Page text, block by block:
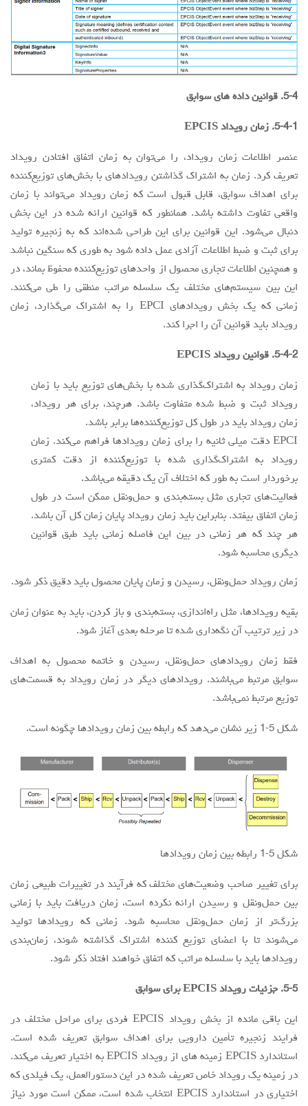
5-4. قوانین داده های سوابق
5-4-1. زمان رویداد EPCIS
عنصر اطلاعات زمان رویداد، را می‌توان به زمان اتفاق افتادن رویداد
تعریف کرد. زمان به اشتراک گذاشتن رویدادهای با بخش‌های توزیع‌کننده
برای اهداف سوابق، قابل قبول است که زمان رویداد می‌تواند با زمان
واقعی تفاوت داشته باشد. همانطور که قوانین ارائه شده در این بخش
دنبال می‌شود. این قوانین برای این طراحی شده‌اند که به زنجیره تولید
برای ثبت و ضبط اطلاعات آزادی عمل داده شود به طوری که سنگین نباشد
و همچنین اطلاعات تجاری محصول از واحدهای توزیع‌کننده محفوظ بماند، در
این بین سیستم‌های مختلف یک سلسله مراتب منطقی را طی می‌کنند.
زمانی که یک بخش رویدادهای EPCI را به اشتراک می‌گذارد، زمان
رویداد باید قوانین آن را اجرا کند.
5-4-2. قوانین رویداد EPCIS
زمان رویداد به اشتراک‌گذاری شده با بخش‌های توزیع باید با زمان
رویداد ثبت و ضبط شده متفاوت باشد. هرچند، برای هر رویداد،
زمان رویداد باید در طول کل توزیع‌کننده‌ها برابر باشد.
EPCI دقت میلی ثانیه را برای زمان رویدادها فراهم می‌کند. زمان
رویداد به اشتراک‌گذاری شده با توزیع‌کننده از دقت کمتری
برخوردار است به طور که اختلاف آن یک دقیقه می‌باشد.
فعالیت‌های تجاری مثل بسته‌بندی و حمل‌ونقل ممکن است در طول
زمان اتفاق بیفتد. بنابراین باید زمان رویداد پایان زمان کل آن باشد.
هر چند که هر زمانی در بین این فاصله زمانی باید طبق قوانین
دیگری محاسبه شود.
زمان رویداد حمل‌ونقل، رسیدن و زمان پایان محصول باید دقیق ذکر شود.
بقیه رویدادها، مثل راه‌اندازی، بسته‌بندی و باز کردن، باید به عنوان زمان
در زیر ترتیب آن نگه‌داری شده تا مرحله بعدی آغاز شود.
فقط زمان رویدادهای حمل‌ونقل، رسیدن و خاتمه محصول به اهداف
سوابق مرتبط می‌باشند. رویدادهای دیگر در زمان رویداد به قسمت‌های
توزیع مرتبط نمی‌باشد.
شکل 5-1 زیر نشان می‌دهد که رابطه بین زمان رویدادها چگونه است.
شکل 5-1 رابطه بین زمان رویدادها
برای تغییر صاحب وضعیت‌های مختلف که فرآیند در تغییرات طبیعی زمان
بین حمل‌ونقل و رسیدن ارائه نکرده است، زمان دریافت باید با زمانی
بزرگ‌تر از زمان حمل‌ونقل محاسبه شود. زمانی که رویدادها تولید
می‌شوند تا با اعضای توزیع کننده اشتراک گذاشته شوند، زمان‌بندی
رویدادها باید با سلسله مراتب که اتفاق خواهند افتاد ذکر شود.
5-5. جزئیات رویداد EPCIS برای سوابق
این باقی مانده از بخش رویداد EPCIS فردی برای مراحل مختلف در
فرایند زنجیره تأمین دارویی برای اهداف سوابق تعریف شده است.
استاندارد EPCIS زمینه های از رویداد EPCIS به اختیار تعریف می‌کند.
در زمینه یک رویداد خاص تعریف شده در این دستورالعمل، یک فیلدی که
اختیاری در استاندارد EPCIS انتخاب شده است، ممکن است مورد نیاز